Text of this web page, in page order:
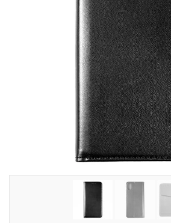
Reparationer og RMA
>>BACK-2-SCHOOL<<